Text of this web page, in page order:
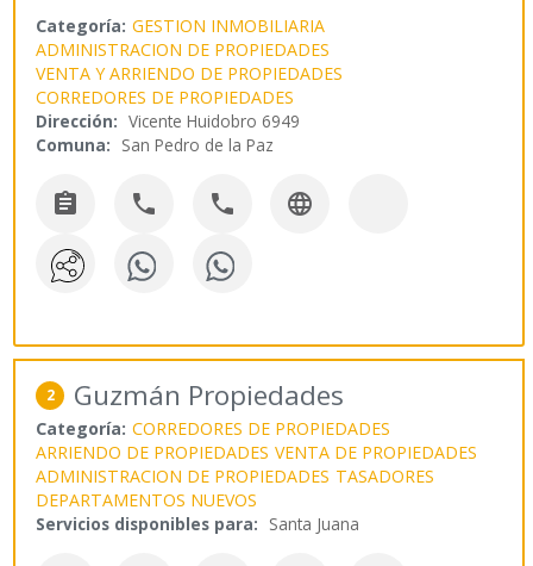
Categoría: GESTION INMOBILIARIA
ADMINISTRACION DE PROPIEDADES
VENTA Y ARRIENDO DE PROPIEDADES
CORREDORES DE PROPIEDADES
Dirección: Vicente Huidobro 6949
Comuna: San Pedro de la Paz
   
2 Guzmán Propiedades
Categoría: CORREDORES DE PROPIEDADES
ARRIENDO DE PROPIEDADES VENTA DE PROPIEDADES
ADMINISTRACION DE PROPIEDADES TASADORES
DEPARTAMENTOS NUEVOS
Servicios disponibles para: Santa Juana